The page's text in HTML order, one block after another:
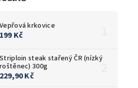
Vepřová krkovice
199 Kč
Striploin steak stařený ČR (nízký
roštěnec) 300g
229,90 Kč